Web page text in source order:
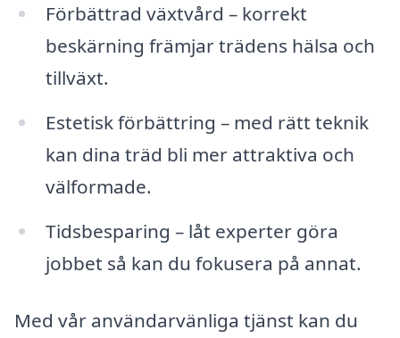
Förbättrad växtvård – korrekt
beskärning främjar trädens hälsa och
tillväxt.
Estetisk förbättring – med rätt teknik
kan dina träd bli mer attraktiva och
välformade.
Tidsbesparing – låt experter göra
jobbet så kan du fokusera på annat.
Med vår användarvänliga tjänst kan du